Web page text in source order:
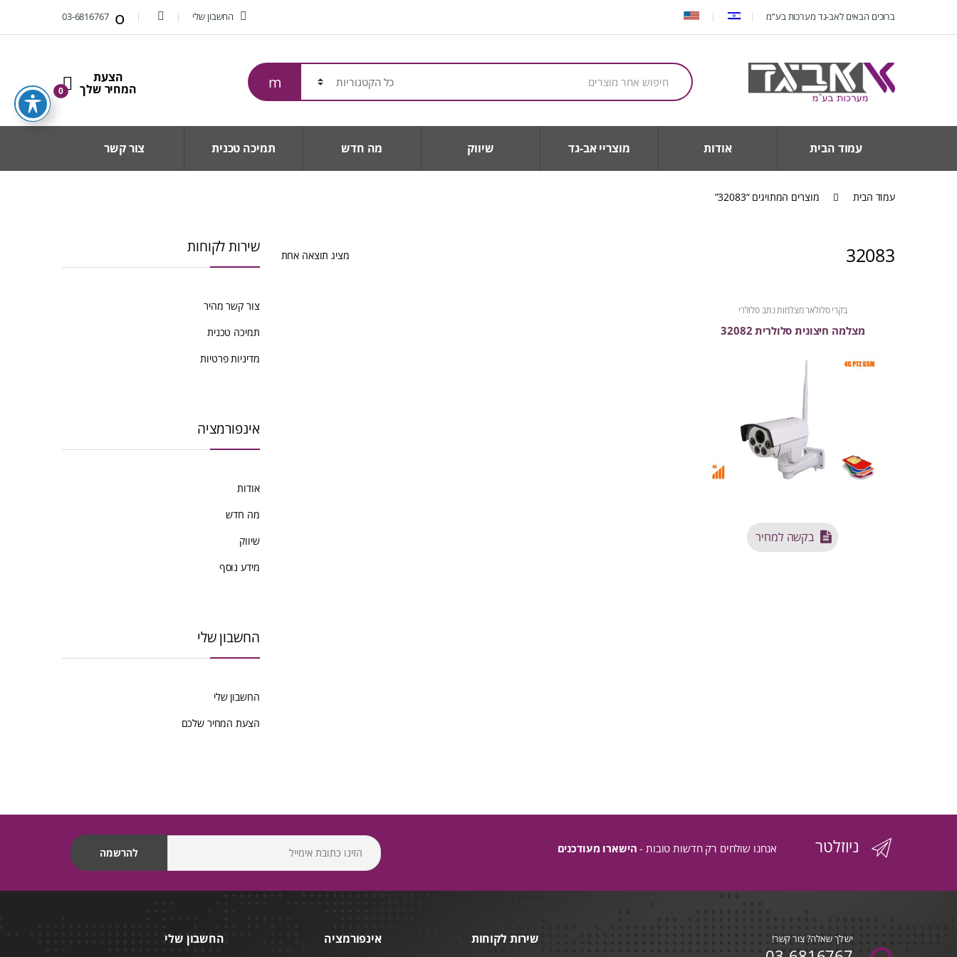
ברוכים הבאים לאב-גד מערכות בע”מ החשבון שלי 03-6816767
חיפוש
עבור:
0
עמוד הבית אודות מוצריי אב-גד שיווק מה חדש תמיכה טכנית צור קשר
עמוד הבית מוצרים המתויגים “32083”
32083 מציג תוצאה אחת
בקרי סלולאר מצלמות נתב סלולרי
מצלמה חיצונית סלולרית 32082
בקשה למחיר
שירות לקוחות
צור קשר מהיר
תמיכה טכנית
מדיניות פרטיות
אינפורמציה
אודות
מה חדש
שיווק
מידע נוסף
החשבון שלי
החשבון שלי
הצעת המחיר שלכם
ניוזלטר אנחנו שולחים רק חדשות טובות - הישארו מעודכנים
שירות לקוחות אינפורמציה החשבון שלי יש לך שאלה? צור קשר!